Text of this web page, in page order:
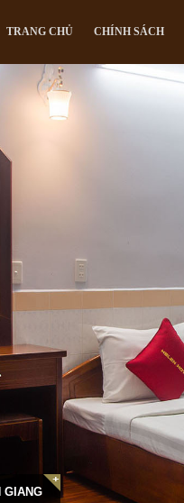
TRANG CHỦ CHÍNH SÁCH
GIANG